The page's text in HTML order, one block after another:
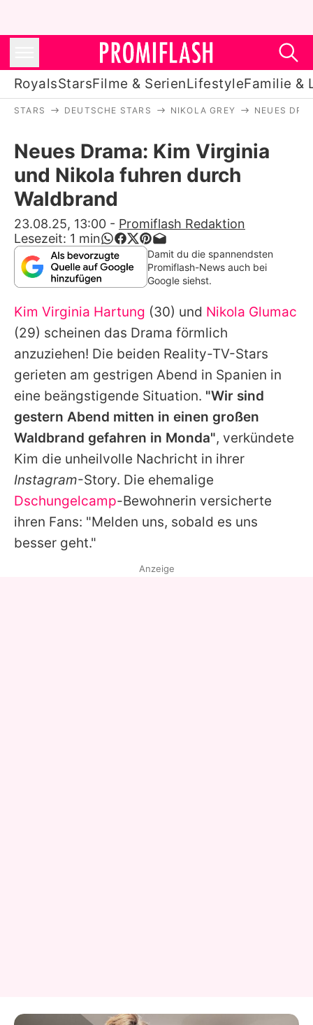
RoyalsStarsFilme & SerienLifestyleFamilie &
Stars
Filme & Serien
Lifestyle
Familie & Liebe
Promiflash Exklusiv
Alle Themen auf Promiflash
Jobs
App runterladen
Team
Redaktionelle Richtlinien
Impressum
Datenschutzerklärung
Nutzungsbedingungen
Utiq verwalten
STARS DEUTSCHE STARS NIKOLA GREY NEUES
Neues Drama: Kim Virginia
und Nikola fuhren durch
Waldbrand
23.08.25, 13:00 - Promiflash Redaktion
Lesezeit: 1 min
Damit du die spannendsten
Promiflash-News auch bei
Google siehst.
Kim Virginia Hartung (30) und Nikola Glumac
(29) scheinen das Drama förmlich
anzuziehen! Die beiden Reality-TV-Stars
gerieten am gestrigen Abend in Spanien in
eine beängstigende Situation. "Wir sind
gestern Abend mitten in einen großen
Waldbrand gefahren in Monda", verkündete
Kim die unheilvolle Nachricht in ihrer
Instagram-Story. Die ehemalige
Dschungelcamp-Bewohnerin versicherte
ihren Fans: "Melden uns, sobald es uns
besser geht."
Anzeige